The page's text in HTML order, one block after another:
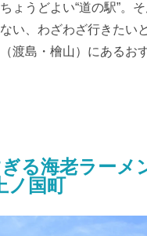
ょうどよい“道の駅”。
い、わざわざ行きたい
渡島・檜山）にあるお
る海老ラーメ
ノ国町